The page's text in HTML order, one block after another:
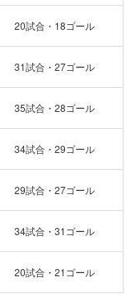
20試合・18ゴール
31試合・27ゴール
35試合・28ゴール
34試合・29ゴール
29試合・27ゴール
34試合・31ゴール
20試合・21ゴール